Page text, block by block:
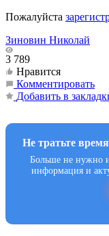
Пожалуйста
Зиновин Николай
3 789
Нравится
Комментировать
Добавить в
Не тратьте
Больше не нужно
информация и